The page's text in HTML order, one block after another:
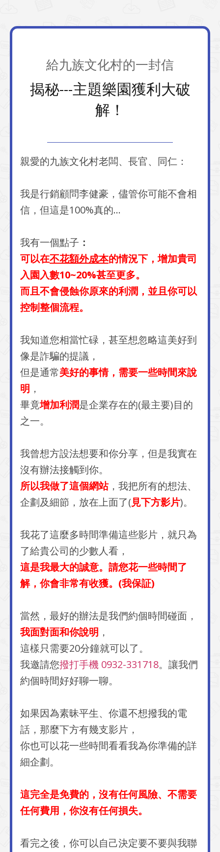
​給​​​九族文化村的一封信
揭秘---主題樂園獲利大破
解！
​親愛的​九族文化村老闆、長官、同仁：
我是行銷顧問李健豪，儘管你可能不會相
信，但這是100%真的…
我有一個點子 ：
可以在不花額外成本的情況下，增加貴司
入園入數10~20%甚至更多。
而且不會侵蝕你原來的利潤，並且你可以
控制整個流程。
我知道您相當忙碌，甚至想忽略這美好到
像是詐騙的提議，
但是通常美好的事情，需要一些時間來說
明 ，
畢竟增加利潤是企業存在的(最主要)目的
之一。
我曾想方設法想要和你分享，但是我實在
沒有辦法接觸到你。
所以我做了這個網站，我把所有的想法、
企劃及細節，放在上面了(見下方影片)。
我花了這麼多時間準備這些影片，就只為
了給貴公司的少數人看，
這是我最大的誠意。請您花一些時間了
解，你會非常有收獲。(我保証)
當然，最好的辦法是我們約個時間碰面，
我面對面和你說明 ，
這樣只需要20分鐘就可以了。
我邀請您撥打手機 0932-331718。讓我們
約個時間好好聊一聊。
如果因為素昧平生、你還不想撥我的電
話，那麼下方有幾支影片，
你也可以花一些時間看看我為你準備的詳
細企劃。
這完全是免費的，沒有任何風險、不需要
任何費用，你沒有任何損失。
看完之後，你可以自己決定要不要與我聯